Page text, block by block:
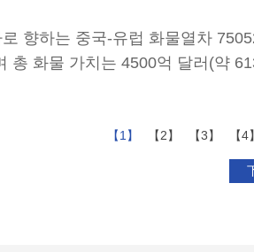
향하는 중국-유럽 화물열차
총 화물 가치는 4500억 달러(약
【1】 【2】 【3】 【4